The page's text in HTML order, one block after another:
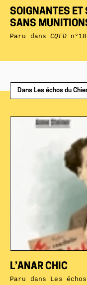
SOIGNANTES ET
SANS
Paru dansCQFD
Dans Les échos du
L’ANAR CHIC
Paru dans Les